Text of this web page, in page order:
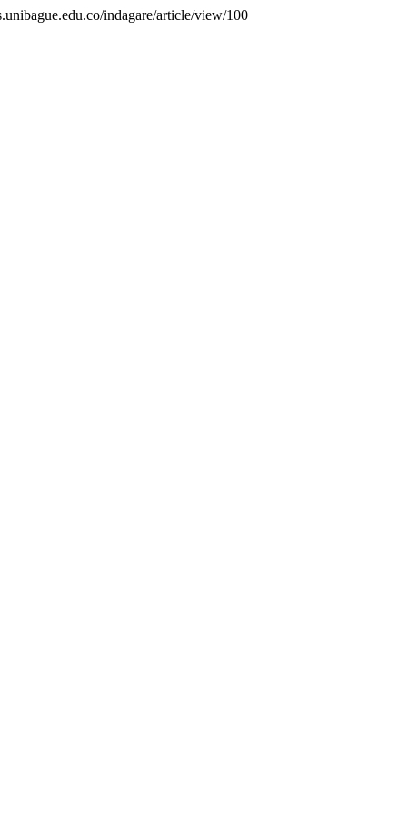
indagare/article/view/100